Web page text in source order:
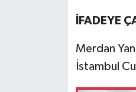
İFADEYE
Merdan
İstambul